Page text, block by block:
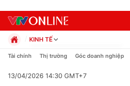
KINH TẾ
Chính trị
Pháp luật
Tài chính Thị trường Góc doanh nghiệp
13/04/2026 14:30 GMT+7